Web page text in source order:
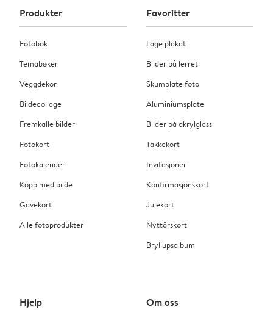
Produkter
Fotobok
Temabøker
Veggdekor
Bildecollage
Fremkalle bilder
Fotokort
Fotokalender
Kopp med bilde
Gavekort
Alle fotoprodukter
Favoritter
Lage plakat
Bilder på lerret
Skumplate foto
Aluminiumsplate
Bilder på akrylglass
Takkekort
Invitasjoner
Konfirmasjonskort
Julekort
Nyttårskort
Bryllupsalbum
Hjelp Om oss